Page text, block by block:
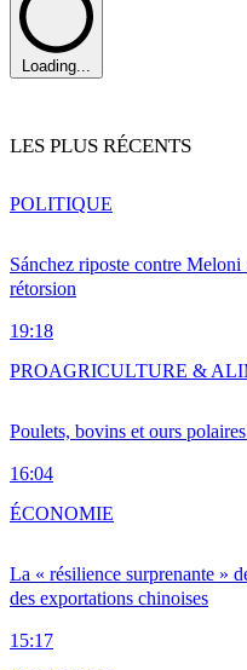
Loading...
LES PLUS RÉCENTS
Sánchez riposte contre Meloni
rétorsion
19:18
POLITIQUE
Poulets, bovins et ours
16:04
PROAGRICULTURE &
La « résilience surprenante »
des exportations chinoises
15:17
ÉCONOMIE